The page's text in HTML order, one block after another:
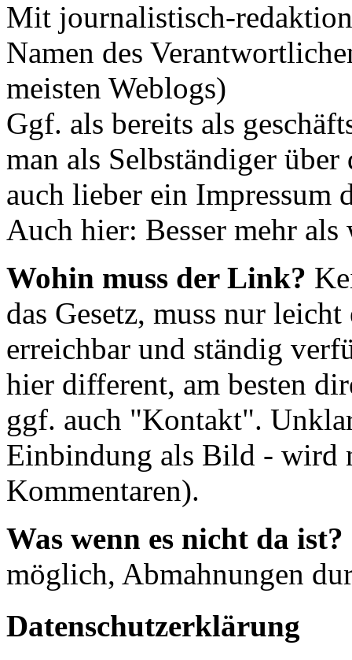
Mit journalistisch-
Namen des
meisten Weblogs)
Ggf. als bereits als
man als Selbständiger
auch lieber ein Impressum
Auch hier: Besser mehr als
Wohin muss der Link?
das Gesetz, muss nur
erreichbar und ständig
hier different, am besten
ggf. auch "Kontakt".
Einbindung als Bild - wird
Kommentaren).
Was wenn es nicht da ist?
möglich, Abmahnungen
Datenschutzerklärung